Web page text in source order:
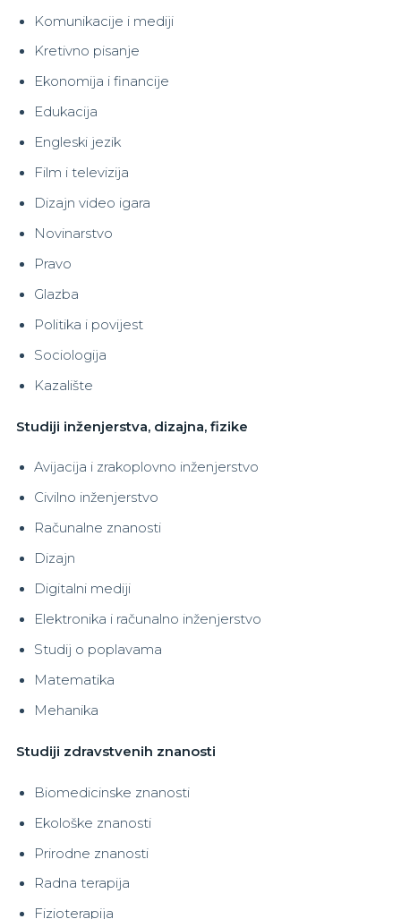
Komunikacije i mediji
Kretivno pisanje
Ekonomija i financije
Edukacija
Engleski jezik
Film i televizija
Dizajn video igara
Novinarstvo
Pravo
Glazba
Politika i povijest
Sociologija
Kazalište
Studiji inženjerstva, dizajna, fizike
Avijacija i zrakoplovno inženjerstvo
Civilno inženjerstvo
Računalne znanosti
Dizajn
Digitalni mediji
Elektronika i računalno inženjerstvo
Studij o poplavama
Matematika
Mehanika
Studiji zdravstvenih znanosti
Biomedicinske znanosti
Ekološke znanosti
Prirodne znanosti
Radna terapija
Fizioterapija